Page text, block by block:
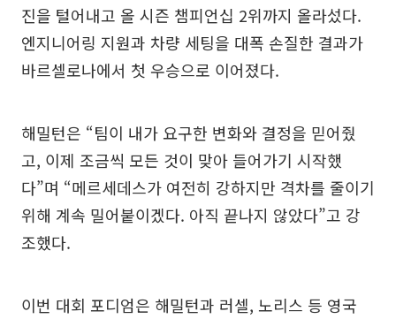
진을 털어내고 올 시즌 챔피언십 2위까지 올라섰다.
엔지니어링 지원과 차량 세팅을 대폭 손질한 결과가
바르셀로나에서 첫 우승으로 이어졌다.
해밀턴은 “팀이 내가 요구한 변화와 결정을 믿어줬
고, 이제 조금씩 모든 것이 맞아 들어가기 시작했
다”며 “메르세데스가 여전히 강하지만 격차를 줄이기
위해 계속 밀어붙이겠다. 아직 끝나지 않았다”고 강
조했다.
이번 대회 포디엄은 해밀턴과 러셀, 노리스 등 영국